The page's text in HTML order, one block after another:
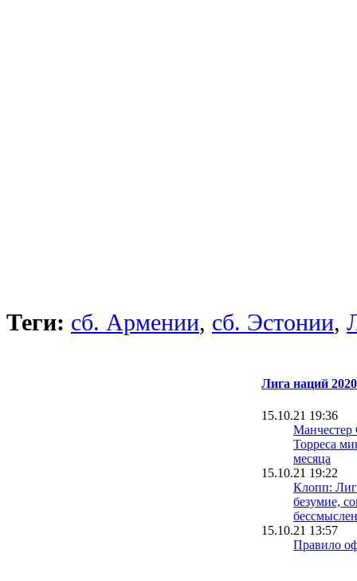
Теги: сб. Армении, сб. Эстонии,
Лига наций
15.10.21 19:36
Торреса
месяца
15.10.21 19:22
Клопп:
безумие,
15.10.21 13:57
Правило